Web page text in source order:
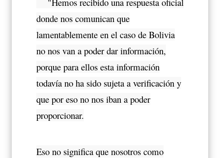
donde nos comunican que
lamentablemente en el caso de Bolivia
no nos van a poder dar información,
porque para ellos esta información
todavía no ha sido sujeta a verificación y
que por eso no nos iban a poder
proporcionar.
Eso no significa que nosotros como